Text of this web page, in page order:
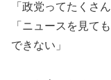
「政党ってたくさ
「ニュースを見て
できない」